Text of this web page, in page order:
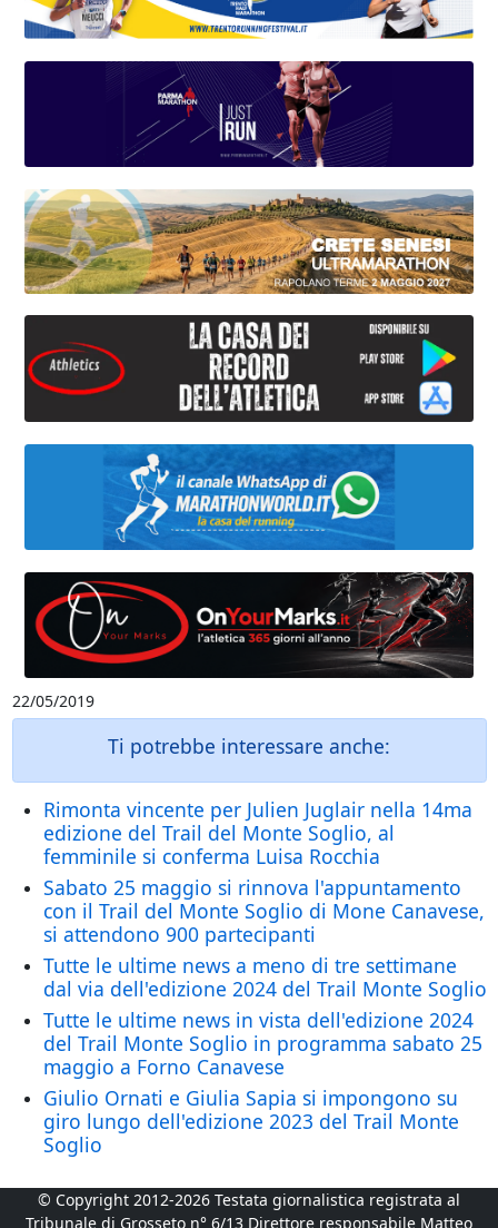
22/05/2019
Ti potrebbe interessare anche:
Rimonta vincente per Julien Juglair nella 14ma
edizione del Trail del Monte Soglio, al
femminile si conferma Luisa Rocchia
Sabato 25 maggio si rinnova l'appuntamento
con il Trail del Monte Soglio di Mone Canavese,
si attendono 900 partecipanti
Tutte le ultime news a meno di tre settimane
dal via dell'edizione 2024 del Trail Monte Soglio
Tutte le ultime news in vista dell'edizione 2024
del Trail Monte Soglio in programma sabato 25
maggio a Forno Canavese
Giulio Ornati e Giulia Sapia si impongono su
giro lungo dell'edizione 2023 del Trail Monte
Soglio
© Copyright 2012-2026 Testata giornalistica registrata al
Tribunale di Grosseto n° 6/13 Direttore responsabile Matteo